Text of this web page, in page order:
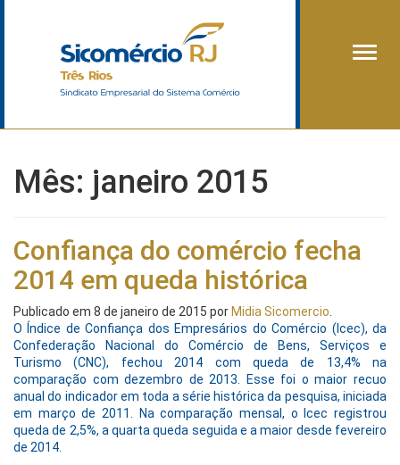
Mês: janeiro 2015
Confiança do comércio fecha
2014 em queda histórica
Publicado em 8 de janeiro de 2015 por Midia Sicomercio
O Índice de Confiança dos Empresários do Comércio (Icec), da
Confederação Nacional do Comércio de Bens, Serviços e
Turismo (CNC), fechou 2014 com queda de 13,4% na
comparação com dezembro de 2013. Esse foi o maior recuo
anual do indicador em toda a série histórica da pesquisa, iniciada
em março de 2011. Na comparação mensal, o Icec registrou
queda de 2,5%, a quarta queda seguida e a maior desde fevereiro
de 2014.